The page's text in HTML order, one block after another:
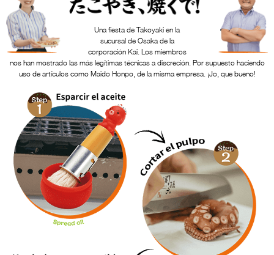
Una fiesta de Takoyaki en la
sucursal de Osaka de la
corporación Kai. Los miembros
nos han mostrado las más legítimas técnicas a discreción. Por supuesto haciendo
uso de artículos como Maido Honpo, de la misma empresa. ¡Jo, que bueno!